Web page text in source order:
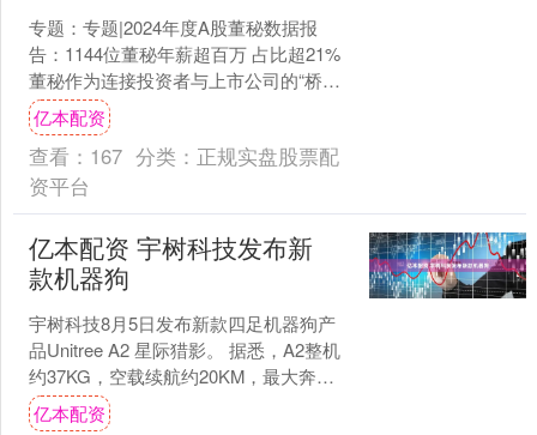
专题：专题|2024年度A股董秘数据报
告：1144位董秘年薪超百万 占比超21%
董秘作为连接投资者与上市公司的“桥
梁”，在上市公司资本运作中发挥着关键
作用。新....
亿本配资
查看： 167 分类： 正规实盘股票配
资平台
亿本配资 宇树科技发布新
款机器狗
宇树科技8月5日发布新款四足机器狗产
品Unitree A2 星际猎影。 据悉，A2整机
约37KG，空载续航约20KM，最大奔跑
速度5米/秒，最大攀爬高度1米。从....
亿本配资